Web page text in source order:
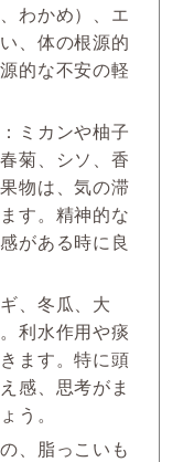
わかめ）、エ
、体の根源的
的な不安の軽
ミカンや柚子
菊、シソ、香
物は、気の滞
す。精神的な
がある時に良
、冬瓜、大
利水作用や痰
ます。特に頭
感、思考がま
う。
、脂っこいも